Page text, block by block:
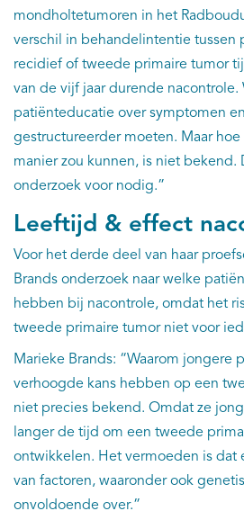
mondholtetumoren in het
verschil in behandelintentie tussen
recidief of tweede primaire tumor
van de vijf jaar durende nacontrole.
patiënteducatie over symptomen
gestructureerder moeten. Maar
manier zou kunnen, is niet bekend.
onderzoek voor nodig.”
Leeftijd & effect
Voor het derde deel van haar
Brands onderzoek naar welke
hebben bij nacontrole, omdat het
tweede primaire tumor niet voor
Marieke Brands: “Waarom jongere
verhoogde kans hebben op een
niet precies bekend. Omdat ze
langer de tijd om een tweede
ontwikkelen. Het vermoeden is dat
van factoren, waaronder ook
onvoldoende over.”